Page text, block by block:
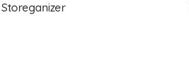
Storeganizer